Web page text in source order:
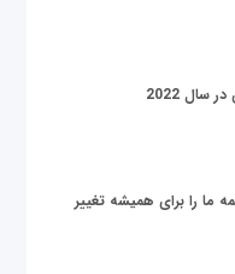
ما را برای همیشه تغییر